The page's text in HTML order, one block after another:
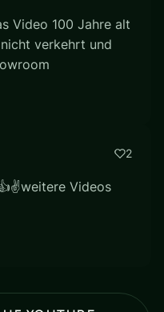
Video 100 Jahre alt
verkehrt und
2
Videos